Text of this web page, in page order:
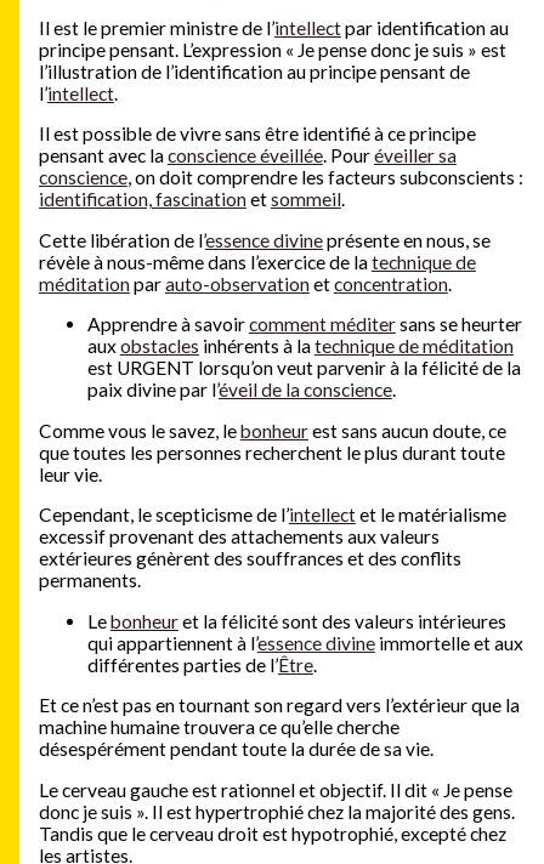
Il est le premier ministre de l’intellectpar identification au
principe pensant. L’expression « Je pense donc je suis » est
l’illustration de l’identification au principe pensant de
l’intellect.
Il est possible de vivre sans être identifié à ce principe
pensant avec laconscience éveillée. Pouréveiller sa
conscience, on doit comprendre les facteurs subconscients :
identification, fascinationetsommeil.
Cette libération de l’essence divineprésente en nous, se
révèle à nous-même dans l’exercice de latechnique de
méditationparauto-observationetconcentration.
Apprendre à savoircomment méditersans se heurter
auxobstacles inhérents à latechnique de méditation
est URGENT lorsqu’on veut parvenir à la félicité de la
paix divine par l’éveil de la conscience.
Comme vous le savez, lebonheurest sans aucun doute, ce
que toutes les personnes recherchent le plus durant toute
leur vie.
Cependant, le scepticisme de l’intellectet le matérialisme
excessif provenant des attachements aux valeurs
extérieures génèrent des souffrances et des conflits
permanents.
Lebonheuret la félicité sont des valeurs intérieures
qui appartiennent à l’essence divineimmortelle et aux
différentes parties de l’Être.
Et ce n’est pas en tournant son regard vers l’extérieur que la
machine humaine trouvera ce qu’elle cherche
désespérément pendant toute la durée de sa vie.
Le cerveau gauche est rationnel et objectif. Il dit « Je pense
donc je suis ». Il est hypertrophié chez la majorité des gens.
Tandis que le cerveau droit est hypotrophié, excepté chez
les artistes.